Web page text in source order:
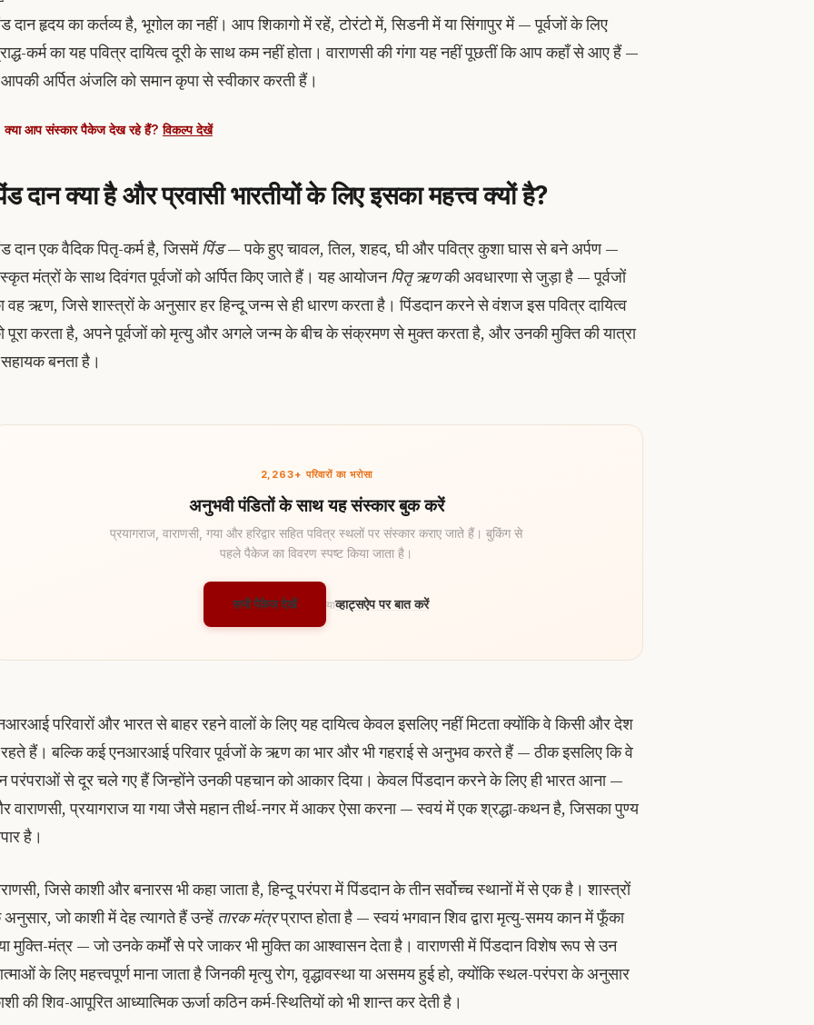
दान हृदय का कर्तव्य है, भूगोल का नहीं। आप शिकागो में रहें, टोरंटो में, सिडनी में या सिंगापुर में — पूर्वजों के लिए
कर्म का यह पवित्र दायित्व दूरी के साथ कम नहीं होता। वाराणसी की गंगा यह नहीं पूछतीं कि आप कहाँ से आए हैं —
अर्पित अंजलि को समान कृपा से स्वीकार करती हैं।
आप संस्कार पैकेज देख रहे हैं?विकल्प देखें
दान क्या है और प्रवासी भारतीयों के लिए इसका महत्त्व क्यों है?
दान एक वैदिक पितृ-कर्म है, जिसमेंपिंड— पके हुए चावल, तिल, शहद, घी और पवित्र कुशा घास से बने अर्पण —
मंत्रों के साथ दिवंगत पूर्वजों को अर्पित किए जाते हैं। यह आयोजनपितृ ऋणकी अवधारणा से जुड़ा है — पूर्वजों
वह ऋण, जिसे शास्त्रों के अनुसार हर हिन्दू जन्म से ही धारण करता है। पिंडदान करने से वंशज इस पवित्र दायित्व
पूरा करता है, अपने पूर्वजों को मृत्यु और अगले जन्म के बीच के संक्रमण से मुक्त करता है, और उनकी मुक्ति की यात्रा
बनता है।
2,263+ परिवारों का भरोसा
अनुभवी पंडितों के साथ यह संस्कार बुक करें
प्रयागराज, वाराणसी, गया और हरिद्वार सहित पवित्र स्थलों पर संस्कार कराए जाते हैं। बुकिंग से
पहले पैकेज का विवरण स्पष्ट किया जाता है।
सभी पैकेज देखें याव्हाट्सऐप पर बात करें
परिवारों और भारत से बाहर रहने वालों के लिए यह दायित्व केवल इसलिए नहीं मिटता क्योंकि वे किसी और देश
हैं। बल्कि कई एनआरआई परिवार पूर्वजों के ऋण का भार और भी गहराई से अनुभव करते हैं — ठीक इसलिए कि वे
परंपराओं से दूर चले गए हैं जिन्होंने उनकी पहचान को आकार दिया। केवल पिंडदान करने के लिए ही भारत आना —
वाराणसी, प्रयागराज या गया जैसे महान तीर्थ-नगर में आकर ऐसा करना — स्वयं में एक श्रद्धा-कथन है, जिसका पुण्य
है।
जिसे काशी और बनारस भी कहा जाता है, हिन्दू परंपरा में पिंडदान के तीन सर्वोच्च स्थानों में से एक है। शास्त्रों
जो काशी में देह त्यागते हैं उन्हें तारक मंत्रप्राप्त होता है — स्वयं भगवान शिव द्वारा मृत्यु-समय कान में फूँका
मुक्ति-मंत्र — जो उनके कर्मों से परे जाकर भी मुक्ति का आश्वासन देता है। वाराणसी में पिंडदान विशेष रूप से उन
के लिए महत्त्वपूर्ण माना जाता है जिनकी मृत्यु रोग, वृद्धावस्था या असमय हुई हो, क्योंकि स्थल-परंपरा के अनुसार
की शिव-आपूरित आध्यात्मिक ऊर्जा कठिन कर्म-स्थितियों को भी शान्त कर देती है।